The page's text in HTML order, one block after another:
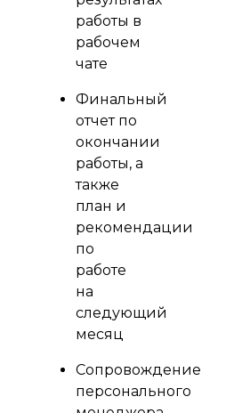
работы в
рабочем
чате
Финальный
отчет по
окончании
работы, а
также
план и
рекомендации
по
работе
на
следующий
месяц
Сопровождение
персонального